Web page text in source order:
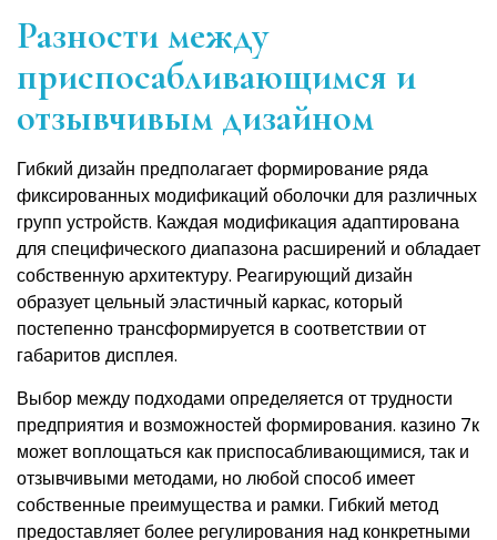
Разности между
приспосабливающимся и
отзывчивым дизайном
Гибкий дизайн предполагает формирование ряда
фиксированных модификаций оболочки для различных
групп устройств. Каждая модификация адаптирована
для специфического диапазона расширений и обладает
собственную архитектуру. Реагирующий дизайн
образует цельный эластичный каркас, который
постепенно трансформируется в соответствии от
габаритов дисплея.
Выбор между подходами определяется от трудности
предприятия и возможностей формирования. казино 7к
может воплощаться как приспосабливающимися, так и
отзывчивыми методами, но любой способ имеет
собственные преимущества и рамки. Гибкий метод
предоставляет более регулирования над конкретными